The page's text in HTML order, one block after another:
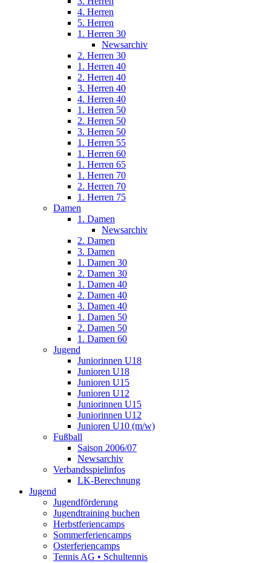
4. Herren
5. Herren
1. Herren 30
Newsarchiv
2. Herren 30
1. Herren 40
2. Herren 40
3. Herren 40
4. Herren 40
1. Herren 50
2. Herren 50
3. Herren 50
1. Herren 55
1. Herren 60
1. Herren 65
1. Herren 70
2. Herren 70
1. Herren 75
Damen
1. Damen
Newsarchiv
2. Damen
3. Damen
1. Damen 30
2. Damen 30
1. Damen 40
2. Damen 40
3. Damen 40
1. Damen 50
2. Damen 50
1. Damen 60
Jugend
Juniorinnen U18
Junioren U18
Junioren U15
Junioren U12
Juniorinnen U15
Juniorinnen U12
Junioren U10 (m/w)
Fußball
Saison 2006/07
Newsarchiv
Verbandsspielinfos
LK-Berechnung
Jugend
Jugendförderung
Jugendtraining buchen
Herbstferiencamps
Sommerferiencamps
Osterferiencamps
Tennis AG • Schultennis